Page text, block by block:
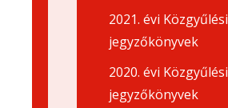
2021. évi Közgyűlési
jegyzőkönyvek
2020. évi Közgyűlési
jegyzőkönyvek